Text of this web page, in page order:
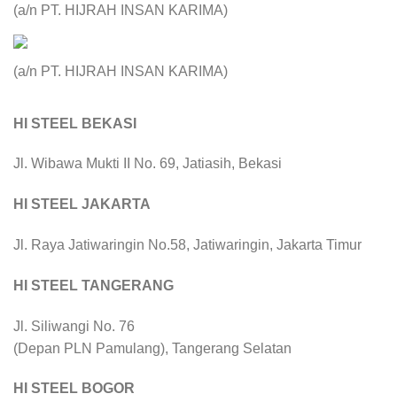
(a/n PT. HIJRAH INSAN KARIMA)
(a/n PT. HIJRAH INSAN KARIMA)
HI STEEL BEKASI
Jl. Wibawa Mukti II No. 69, Jatiasih, Bekasi
HI STEEL JAKARTA
Jl. Raya Jatiwaringin No.58, Jatiwaringin, Jakarta Timur
HI STEEL TANGERANG
Jl. Siliwangi No. 76
(Depan PLN Pamulang), Tangerang Selatan
HI STEEL BOGOR